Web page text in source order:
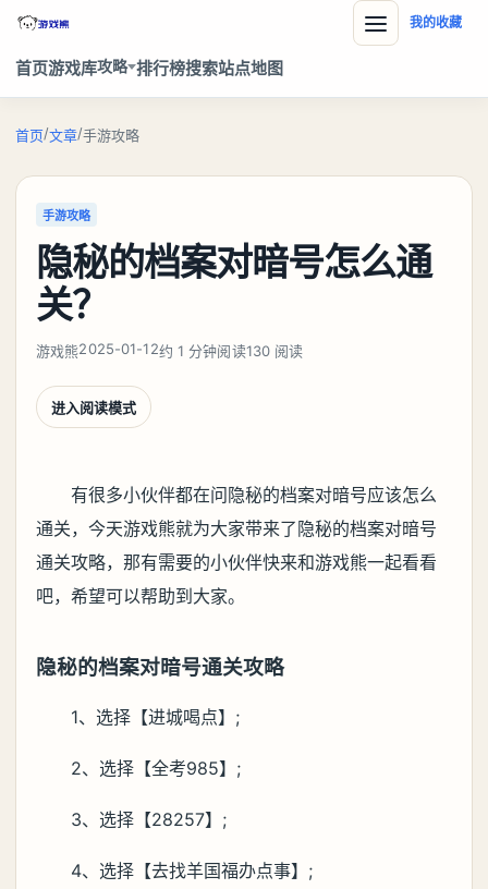
首页游戏库攻略 排行榜搜索站点地图
我的收藏
首页/文章/手游攻略
手游攻略
隐秘的档案对暗号怎么通
关？
游戏熊2025-01-12约 1 分钟阅读130 阅读
进入阅读模式
有很多小伙伴都在问隐秘的档案对暗号应该怎么
通关，今天游戏熊就为大家带来了隐秘的档案对暗号
通关攻略，那有需要的小伙伴快来和游戏熊一起看看
吧，希望可以帮助到大家。
隐秘的档案对暗号通关攻略
1、选择【进城喝点】;
2、选择【全考985】;
3、选择【28257】;
4、选择【去找羊国福办点事】;